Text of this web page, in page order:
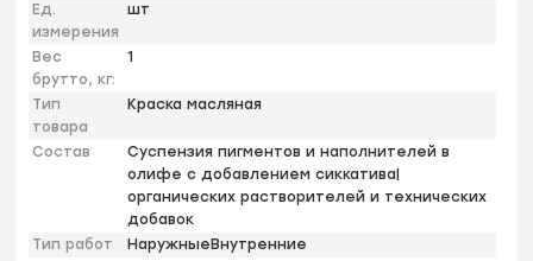
Ед.
измерения
шт
Вес
брутто, кг:
1
Тип
товара
Краска масляная
Состав
Суспензия пигментов и наполнителей в
олифе с добавлением сиккатива|
органических растворителей и технических
добавок
Тип работ
НаружныеВнутренние